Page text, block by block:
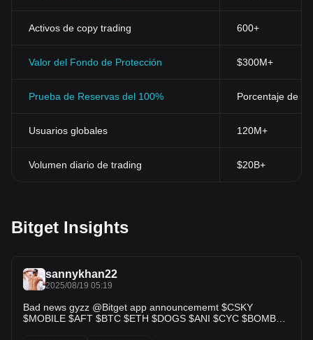
Activos de copy trading 600+
Valor del Fondo de Protección $300M+
Prueba de Reservas del 100% Porcentaje de
Usuarios globales 120M+
Volumen diario de trading $20B+
Bitget Insights
sannykhan22
2025/08/19 05:19
Bad news gyzz @Bitget app announcememt $CSKY
$MOBILE $AFT $BTC $ETH $DOGS $ANI $CYC $BOMB